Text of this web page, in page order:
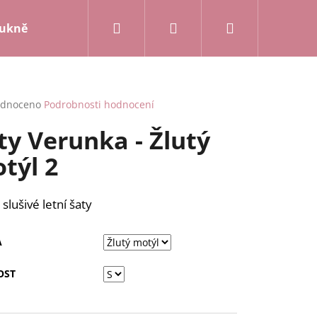
a kalhoty Mikiny a kardigany
Přihlášení
Podrobnosti hodnocení
Verunka - Žlutý
2
letní šaty